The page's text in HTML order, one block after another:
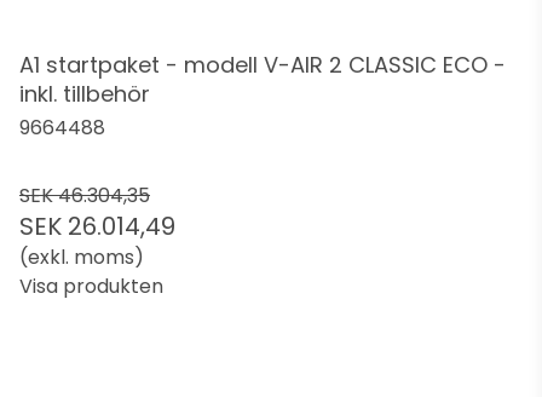
A1 startpaket - modell V-AIR 2 CLASSIC ECO -
inkl. tillbehör
9664488
SEK 46.304,35
SEK 26.014,49
(exkl. moms)
Visa produkten